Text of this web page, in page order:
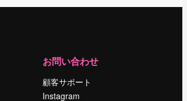
お問い合わせ
顧客サポート
Instagram